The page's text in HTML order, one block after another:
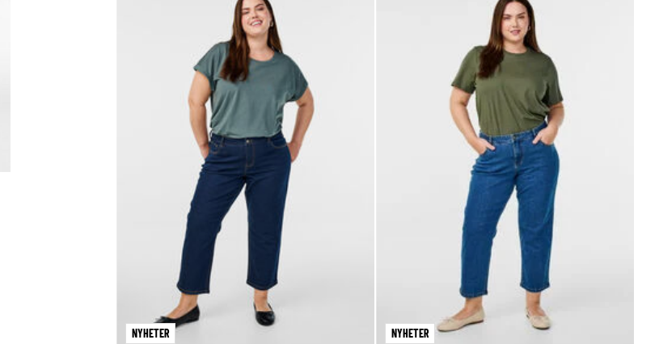
NYHETER NYHETER